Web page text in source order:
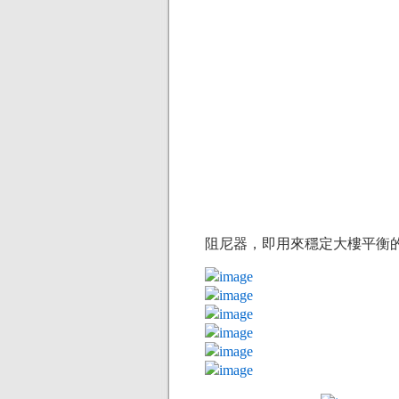
阻尼器，即用來穩定大樓平衡